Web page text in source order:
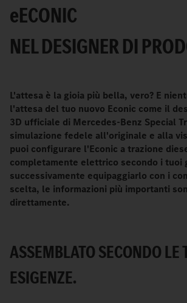
eECONIC
NEL DESIGNER DI
L'attesa è la gioia più bella, vero? E
l'attesa del tuo nuovo Econic come il
3D ufficiale di Mercedes-Benz Special
simulazione fedele all'originale e alla
puoi configurare l'Econic a trazione
completamente elettrico secondo i tuoi
successivamente equipaggiarlo con i
scelta, le informazioni più importanti
direttamente.
ASSEMBLATO SECONDO LE
ESIGENZE.